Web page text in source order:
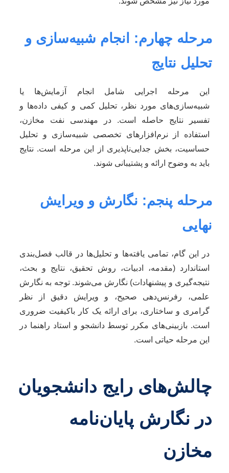
مرحله چهارم: انجام شبیه‌سازی و
تحلیل نتایج
این مرحله اجرایی شامل انجام آزمایش‌ها یا
شبیه‌سازی‌های مورد نظر، تحلیل کمی و کیفی داده‌ها و
تفسیر نتایج حاصله است. در مهندسی نفت مخازن،
استفاده از نرم‌افزارهای تخصصی شبیه‌سازی و تحلیل
حساسیت، بخش جدایی‌ناپذیری از این مرحله است. نتایج
باید به وضوح ارائه و پشتیبانی شوند.
مرحله پنجم: نگارش و ویرایش
نهایی
در این گام، تمامی یافته‌ها و تحلیل‌ها در قالب فصل‌بندی
استاندارد (مقدمه، ادبیات، روش تحقیق، نتایج و بحث،
نتیجه‌گیری و پیشنهادات) نگارش می‌شوند. توجه به نگارش
علمی، رفرنس‌دهی صحیح، و ویرایش دقیق از نظر
گرامری و ساختاری، برای ارائه یک کار باکیفیت ضروری
است. بازبینی‌های مکرر توسط دانشجو و استاد راهنما در
این مرحله حیاتی است.
چالش‌های رایج دانشجویان
در نگارش پایان‌نامه
مخازن